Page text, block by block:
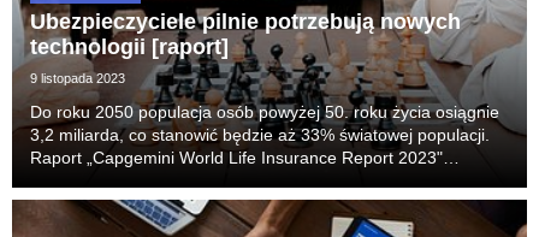
Ubezpieczyciele pilnie potrzebują nowych
technologii [raport]
9 listopada 2023
Do roku 2050 populacja osób powyżej 50. roku życia osiągnie
3,2 miliarda, co stanowić będzie aż 33% światowej populacji.
Raport „Capgemini World Life Insurance Report 2023"
strategiczne wyzwanie. W jaki sposób ta bezprec...